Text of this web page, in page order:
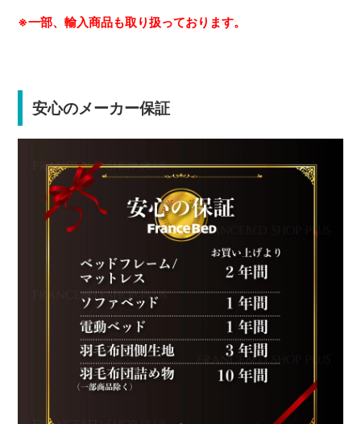
※一部、輸入商品も取り扱っております。
安心のメーカー保証